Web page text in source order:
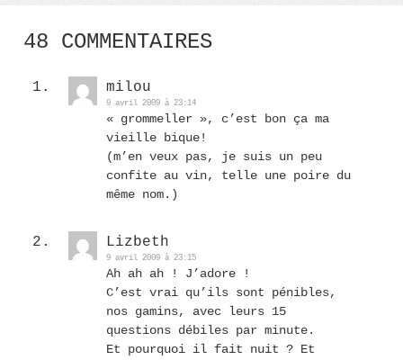
48 COMMENTAIRES
milou
9 avril 2009 à 23:14
« grommeller », c’est bon ça ma
vieille bique!
(m’en veux pas, je suis un peu
confite au vin, telle une poire du
même nom.)
Lizbeth
9 avril 2009 à 23:15
Ah ah ah ! J’adore !
C’est vrai qu’ils sont pénibles,
nos gamins, avec leurs 15
questions débiles par minute.
Et pourquoi il fait nuit ? Et